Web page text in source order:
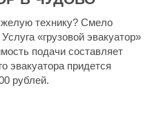
технику? Смело
«грузовой эвакуатор»
подачи составляет
эвакуатора придется
рублей.